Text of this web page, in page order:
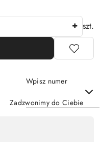
szt.
Wpisz numer
Zadzwonimy do Ciebie